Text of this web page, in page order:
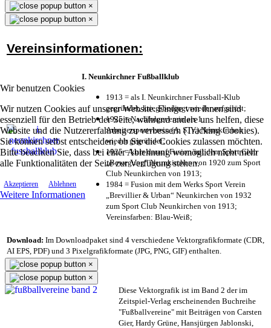
Wir benutzen Cookies
Wir nutzen Cookies auf unserer Website. Einige von ihnen sind
essenziell für den Betrieb der Seite, während andere uns helfen, diese
Website und die Nutzererfahrung zu verbessern (Tracking Cookies).
Sie können selbst entscheiden, ob Sie die Cookies zulassen möchten.
Bitte beachten Sie, dass bei einer Ablehnung womöglich nicht mehr
alle Funktionalitäten der Seite zur Verfügung stehen.
Akzeptieren Ablehnen
Weitere Informationen
×
×
Vereinsinformationen:
I. Neunkirchner Fußballklub
1913 = als I. Neunkirchner Fussball-Klub
gegründet, kriegsbedingt wieder aufgelöst;
1925 = Nachfolgeverein als 1.
Arbeitersportverein (A. S. V.) Neunkirchen
wieder gegründet;
1925 = kurz darauf Fusion mit dem Sport Club
„Bewegung“ Neunkirchen von 1920 zum Sport
Club Neunkirchen von 1913;
1984 = Fusion mit dem Werks Sport Verein
„Brevillier & Urban“ Neunkirchen von 1932
zum Sport Club Neunkirchen von 1913;
Vereinsfarben: Blau-Weiß;
Download: Im Downloadpaket sind 4 verschiedene Vektorgrafikformate (CDR,
AI EPS, PDF) und 3 Pixelgrafikformate (JPG, PNG, GIF) enthalten.
×
×
Diese Vektorgrafik ist im Band 2 der im
Zeitspiel-Verlag erscheinenden Buchreihe
"Fußballvereine" mit Beiträgen von Carsten
Gier, Hardy Grüne, Hansjürgen Jablonski,